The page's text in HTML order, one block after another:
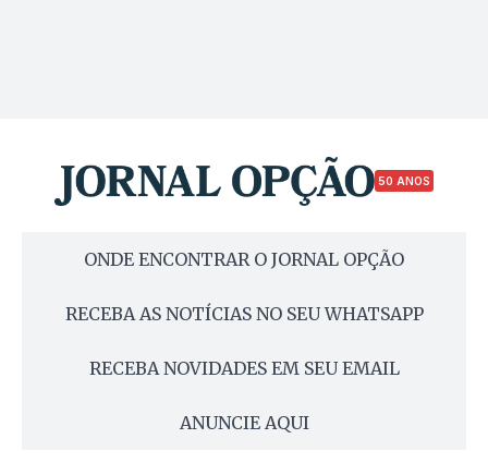
50 ANOS
ONDE ENCONTRAR O JORNAL OPÇÃO
RECEBA AS NOTÍCIAS NO SEU WHATSAPP
RECEBA NOVIDADES EM SEU EMAIL
ANUNCIE AQUI